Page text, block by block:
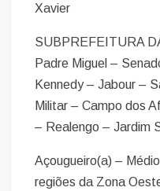
Xavier
SUBPREFEITURA
Padre Miguel –
Kennedy – Jabour –
Militar – Campo dos
– Realengo – Jardim
Açougueiro(a) –
regiões da Zona